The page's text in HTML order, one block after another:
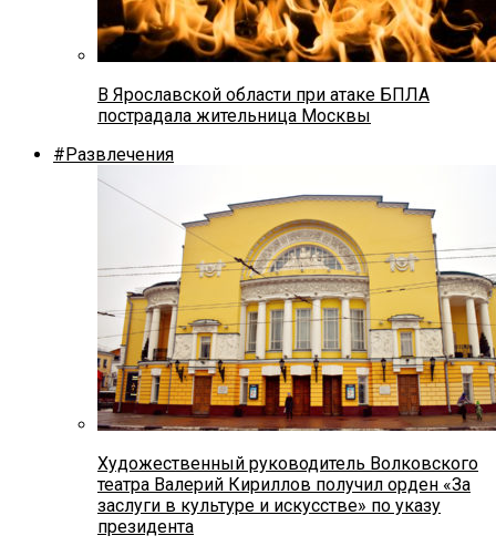
В Ярославской области при атаке БПЛА
пострадала жительница Москвы
#Развлечения
Художественный руководитель Волковского
театра Валерий Кириллов получил орден «За
заслуги в культуре и искусстве» по указу
президента